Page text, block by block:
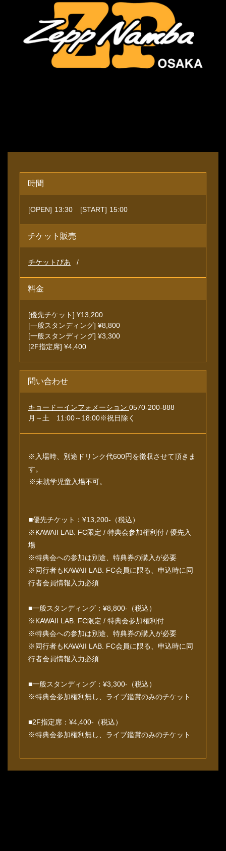
時間
[OPEN] 13:30 [START] 15:00
チケット販売
チケットぴあ
料金
[優先チケット] ¥13,200
[一般スタンディング] ¥8,800
[一般スタンディング] ¥3,300
[2F指定席] ¥4,400
問い合わせ
キョードーインフォメーション 0570-200-888
月～土 11:00～18:00※祝日除く
※入場時、別途ドリンク代600円を徴収させて頂きま
す。
※未就学児童入場不可。
■優先チケット：¥13,200-（税込）
※KAWAII LAB. FC限定 / 特典会参加権利付 / 優先入
場
※特典会への参加は別途、特典券の購入が必要
※同行者もKAWAII LAB. FC会員に限る、申込時に同
行者会員情報入力必須
■一般スタンディング：¥8,800-（税込）
※KAWAII LAB. FC限定 / 特典会参加権利付
※特典会への参加は別途、特典券の購入が必要
※同行者もKAWAII LAB. FC会員に限る、申込時に同
行者会員情報入力必須
■一般スタンディング：¥3,300-（税込）
※特典会参加権利無し、ライブ鑑賞のみのチケット
■2F指定席：¥4,400-（税込）
※特典会参加権利無し、ライブ鑑賞のみのチケット